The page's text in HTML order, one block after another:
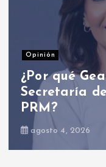
Nacionales
primer
miras a
agosto 6,